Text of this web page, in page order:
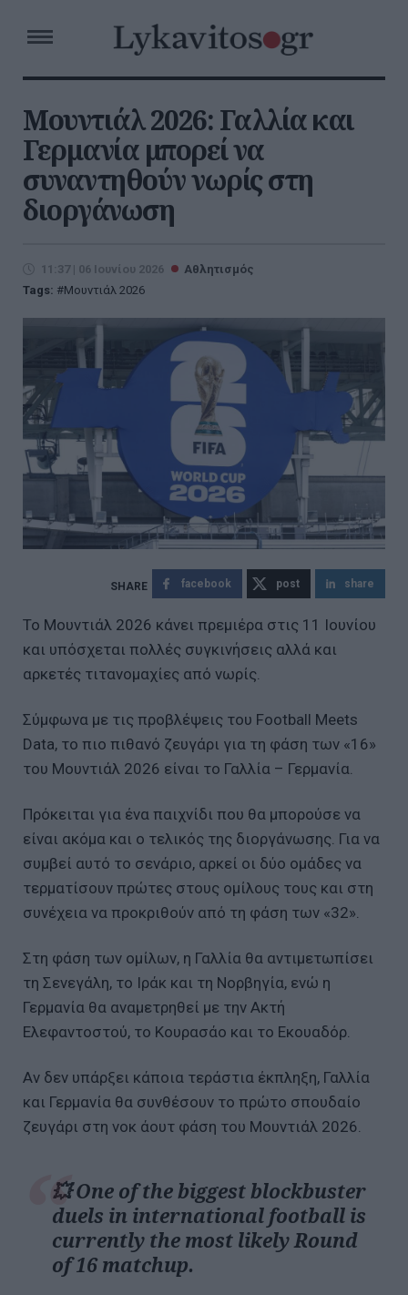
Μουντιάλ 2026: Γαλλία και
Γερμανία μπορεί να
συναντηθούν νωρίς στη
διοργάνωση
11:37 | 06 Ιουνίου 2026
Αθλητισμός
Tags:
Μουντιάλ 2026
facebook post share
Το Μουντιάλ 2026 κάνει πρεμιέρα στις 11 Ιουνίου
και υπόσχεται πολλές συγκινήσεις αλλά και
αρκετές τιτανομαχίες από νωρίς.
Σύμφωνα με τις προβλέψεις του Football Meets
Data, το πιο πιθανό ζευγάρι για τη φάση των «16»
του Μουντιάλ 2026 είναι το Γαλλία – Γερμανία.
Πρόκειται για ένα παιχνίδι που θα μπορούσε να
είναι ακόμα και ο τελικός της διοργάνωσης. Για να
συμβεί αυτό το σενάριο, αρκεί οι δύο ομάδες να
τερματίσουν πρώτες στους ομίλους τους και στη
συνέχεια να προκριθούν από τη φάση των «32».
Στη φάση των ομίλων, η Γαλλία θα αντιμετωπίσει
τη Σενεγάλη, το Ιράκ και τη Νορβηγία, ενώ η
Γερμανία θα αναμετρηθεί με την Ακτή
Ελεφαντοστού, το Κουρασάο και το Εκουαδόρ.
Αν δεν υπάρξει κάποια τεράστια έκπληξη, Γαλλία
και Γερμανία θα συνθέσουν το πρώτο σπουδαίο
ζευγάρι στη νοκ άουτ φάση του Μουντιάλ 2026.
💥 One of the biggest blockbuster
duels in international football is
currently the most likely Round
of 16 matchup.